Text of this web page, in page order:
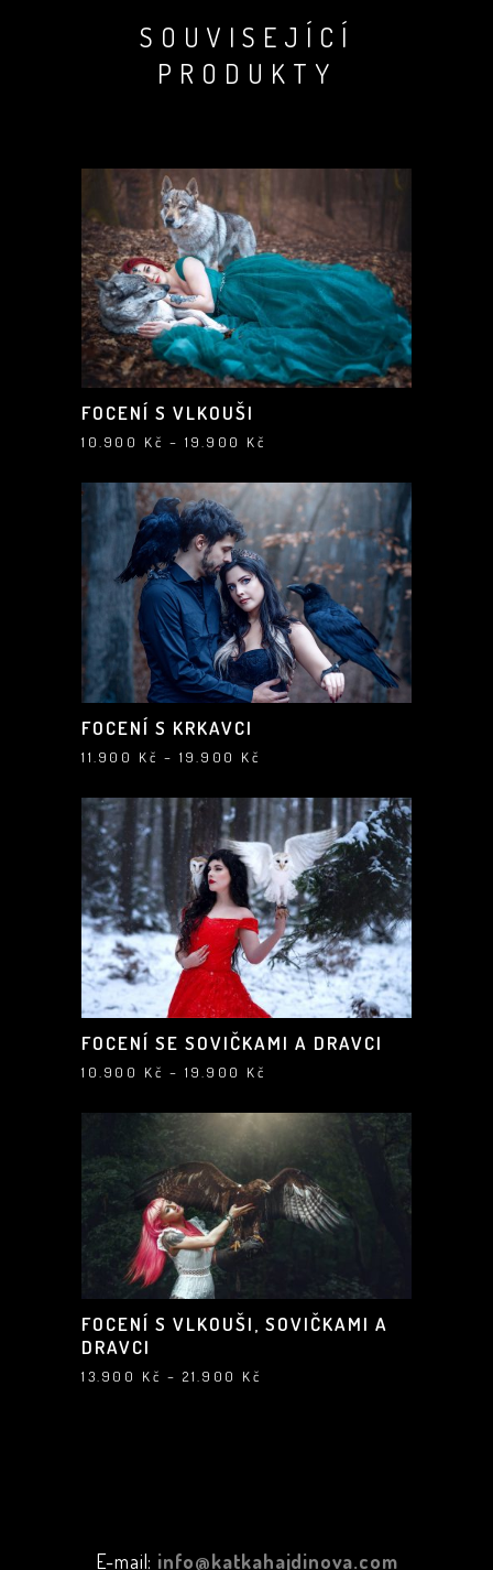
SOUVISEJÍCÍ
PRODUKTY
FOCENÍ S VLKOUŠI
10.900 Kč – 19.900 Kč
až
19.900 Kč
FOCENÍ S KRKAVCI
11.900 Kč – 19.900 Kč
až
19.900 Kč
FOCENÍ SE SOVIČKAMI A DRAVCI
10.900 Kč – 19.900 Kč
až
19.900 Kč
FOCENÍ S VLKOUŠI, SOVIČKAMI A
DRAVCI
13.900 Kč – 21.900 Kč
E-mail: info@katkahajdinova.com